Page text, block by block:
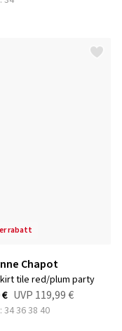
rabatt
Chapot
tile red/plum party
UVP 119,99 €
34 36 38 40